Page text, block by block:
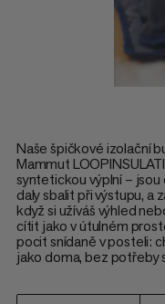
Naše špičkové izolační
Mammut
syntetickou výplní –
daly sbalit při výstupu, a
když si užíváš výhled
cítit jako v útulném
pocit snídaně v posteli:
jako doma, bez potřeby